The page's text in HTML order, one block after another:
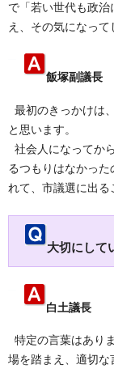
で「若い世代も政
え、その気になって
飯塚副議長
最初のきっかけは
と思います。
社会人になってか
るつもりはなかっ
れて、市議選に出る
大切にして
白土議長
特定の言葉はあり
場を踏まえ、適切